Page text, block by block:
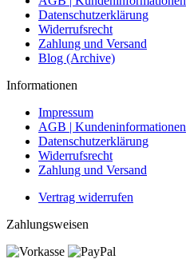
Datenschutzerklärung
Widerrufsrecht
Zahlung und Versand
Blog (Archive)
Informationen
Impressum
AGB | Kundeninformationen
Datenschutzerklärung
Widerrufsrecht
Zahlung und Versand
Vertrag widerrufen
Zahlungsweisen